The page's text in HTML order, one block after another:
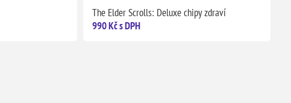
The Elder Scrolls: Deluxe chipy zdraví
990 Kč s DPH